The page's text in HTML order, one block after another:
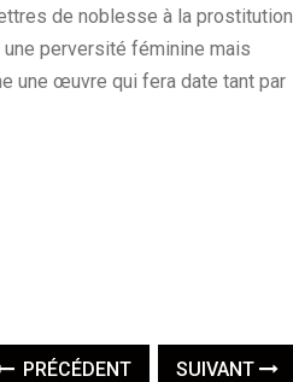
de noblesse à la prostitution
perversité féminine mais
une œuvre qui fera date tant par
PRÉCÉDENT SUIVANT